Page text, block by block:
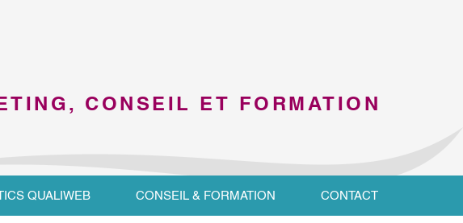
CONSEIL ET FORMATION
QUALIWEB CONSEIL & FORMATION CONTACT